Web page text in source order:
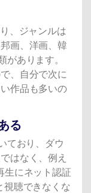
、ジャンルは
画、洋画、韓
があります。
、自分で次に
作品も多いの
る
ており、ダウ
はなく、例え
生にネット認証
視聴できなくな